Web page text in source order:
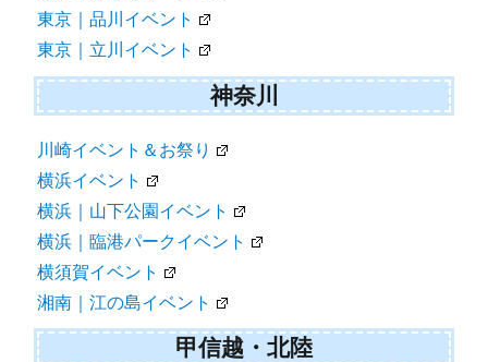
東京｜品川イベント
東京｜立川イベント
神奈川
川崎イベント＆お祭り
横浜イベント
横浜｜山下公園イベント
横浜｜臨港パークイベント
横須賀イベント
湘南｜江の島イベント
甲信越・北陸